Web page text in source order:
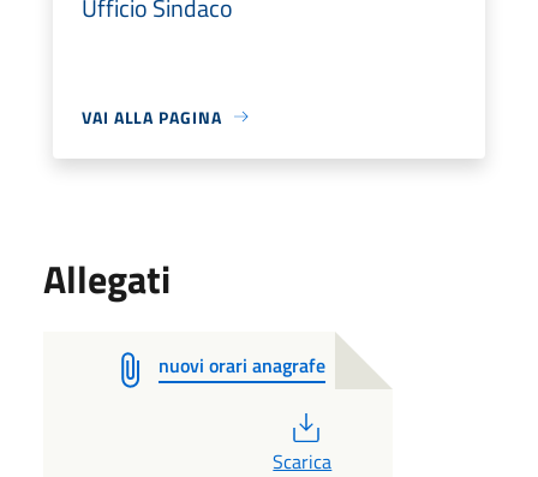
VAI ALLA PAGINA
Allegati
nuovi orari anagrafe
Scarica